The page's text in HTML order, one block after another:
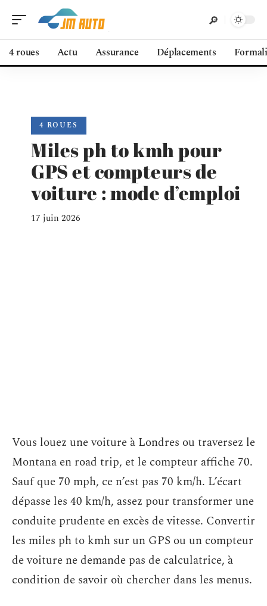
4 roues Actu Assurance Déplacements
4 ROUES
Miles ph to kmh pour
GPS et compteurs de
voiture : mode d’emploi
17 juin 2026
Vous louez une voiture à Londres ou traversez le
Montana en road trip, et le compteur affiche 70.
Sauf que 70 mph, ce n’est pas 70 km/h. L’écart
dépasse les 40 km/h, assez pour transformer une
conduite prudente en excès de vitesse. Convertir
les miles ph to kmh sur un GPS ou un compteur
de voiture ne demande pas de calculatrice, à
condition de savoir où chercher dans les menus.